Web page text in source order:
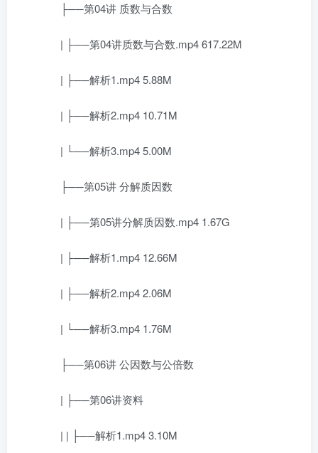
├──第04讲 质数与合数
| ├──第04讲质数与合数.mp4 617.22M
| ├──解析1.mp4 5.88M
| ├──解析2.mp4 10.71M
| └──解析3.mp4 5.00M
├──第05讲 分解质因数
| ├──第05讲分解质因数.mp4 1.67G
| ├──解析1.mp4 12.66M
| ├──解析2.mp4 2.06M
| └──解析3.mp4 1.76M
├──第06讲 公因数与公倍数
| ├──第06讲资料
| | ├──解析1.mp4 3.10M